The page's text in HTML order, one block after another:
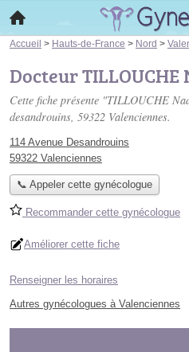
Accueil > Hauts-de-France > Nord >
Docteur TILLOUCHE
Cette fiche présente "TILLOUCHE
desandrouins, 59322 Valenciennes.
114 Avenue Desandrouins
59322 Valenciennes
📞 Appeler cette gynécologue
Recommander cette gynécologue
Améliorer cette fiche
Renseigner les horaires
Autres gynécologues à Valenciennes